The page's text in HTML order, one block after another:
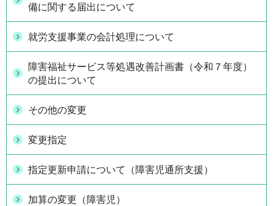
備に関する届出について
就労支援事業の会計処理について
障害福祉サービス等処遇改善計画書（令和７年度）
の提出について
その他の変更
変更指定
指定更新申請について（障害児通所支援）
加算の変更（障害児）